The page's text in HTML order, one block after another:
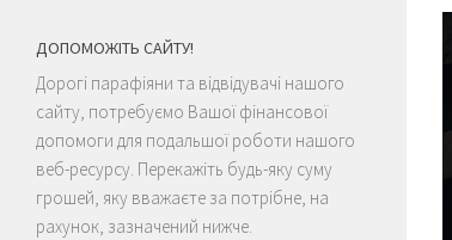
ДОПОМОЖІТЬ САЙТУ!
Дорогі парафіяни та відвідувачі нашого
сайту, потребуємо Вашої фінансової
допомоги для подальшої роботи нашого
веб-ресурсу. Перекажіть будь-яку суму
грошей, яку вважаєте за потрібне, на
рахунок, зазначений нижче.